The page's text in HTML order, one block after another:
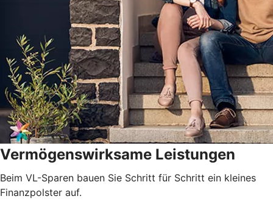
Vermögenswirksame Leistungen
Beim VL-Sparen bauen Sie Schritt für Schritt ein kleines
Finanzpolster auf.